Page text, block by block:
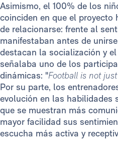
Asimismo, el 100% de los
coinciden en que el
de relacionarse: frente al
manifestaban antes de
destacan la socialización y
señalaba uno de los
dinámicas: "Football is not
Por su parte, los
evolución en las habilidades
que se muestran más
mayor facilidad sus
escucha más activa y